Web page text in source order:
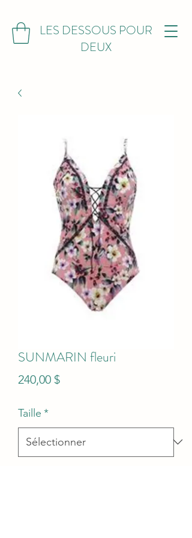
LES DESSOUS POUR
DEUX
SUNMARIN fleuri
240,00 $Prix
Taille *